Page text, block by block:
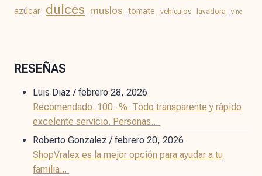
azúcar dulces muslos tomate vehículos lavadora vino
RESEÑAS
Luis Diaz /febrero 28, 2026
Recomendado. 100 -%. Todo transparente y rápido
excelente servicio. Personas...
Roberto Gonzalez /febrero 20, 2026
ShopVralex es la mejor opción para ayudar a tu
familia...